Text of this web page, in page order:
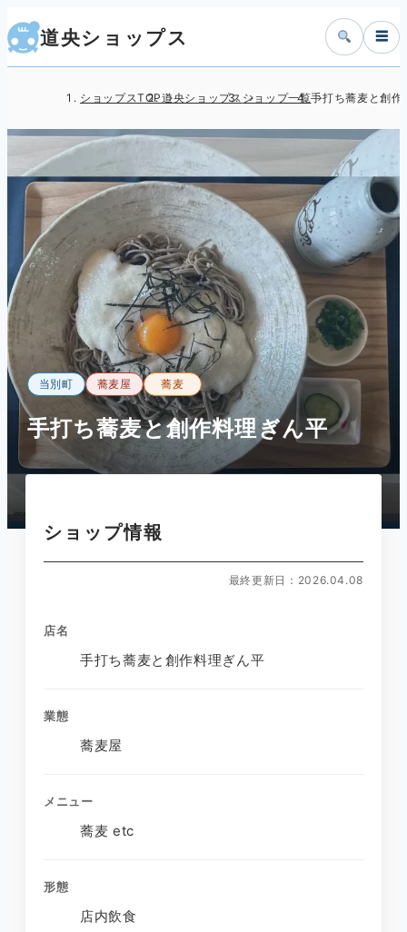
道央ショップス ☰
ショップスTOP道央ショップス ショップ一覧手打ち蕎麦と創作
当別町 蕎麦屋 蕎麦
手打ち蕎麦と創作料理ぎん平
ショップ情報
最終更新日：2026.04.08
店名
手打ち蕎麦と創作料理ぎん平
業態
蕎麦屋
メニュー
蕎麦 etc
形態
店内飲食